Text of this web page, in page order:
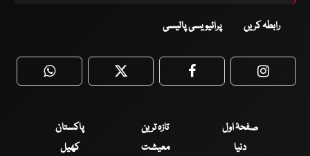
رابطہ کریں پرائیویسی پالیسی
WhatsApp Twitter Facebook
صفحۂ اول تازہ ترین
پاکستان
دنیا
معیشت
کھیل